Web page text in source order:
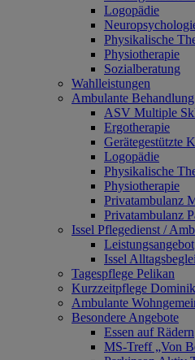
Logopädie
Physikalische
Physiotherapie
Sozialberatung
Wahlleistungen
Ambulante Behandlung
ASV Multiple
Ergotherapie
Gerätegestützte
Logopädie
Physikalische
Physiotherapie
Privatambulanz
Privatambulanz
Issel Pflegedienst /
Leistungsangebot
Issel
Tagespflege Pelikan
Kurzzeitpflege
Ambulante
Besondere Angebote
Essen auf Rädern
MS-Treff „Von